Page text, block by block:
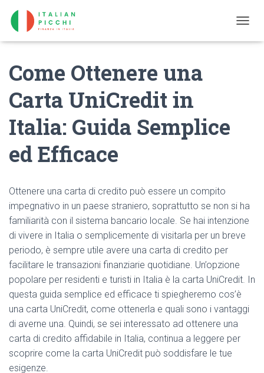
O
Come Ottenere una
Carta UniCredit in
Italia: Guida Semplice
ed Efficace
​Ottenere una carta di credito può essere un compito
impegnativo in un paese straniero, soprattutto se non si ha
familiarità con il sistema bancario locale. Se hai intenzione
di vivere in Italia o semplicemente di visitarla per un breve
periodo, è sempre utile avere una carta di credito per
facilitare le transazioni finanziarie quotidiane. Un’opzione
popolare per residenti e turisti in Italia è la carta UniCredit. In
questa guida semplice ed efficace ti spiegheremo cos’è
una carta UniCredit, come ottenerla e quali sono i vantaggi
di averne una. Quindi, se sei interessato ad ottenere una
carta di credito affidabile in Italia, continua a leggere per
scoprire come la carta UniCredit può soddisfare le tue
esigenze.